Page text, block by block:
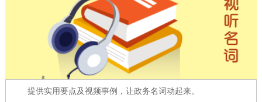
12345网上接诉即办 我要咨询 我要建议
在线访谈 图说互动
走进北京
提供实用要点及视频事例，让政务名词动起来。